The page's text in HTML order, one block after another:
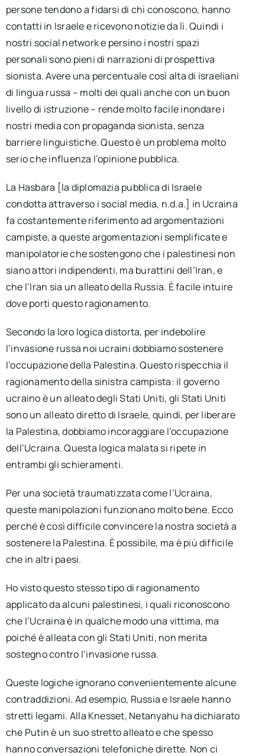
persone tendono a fidarsi di chi conoscono, hanno
contatti in Israele e ricevono notizie da lì. Quindi i
nostri social network e persino i nostri spazi
personali sono pieni di narrazioni di prospettiva
sionista. Avere una percentuale così alta di israeliani
di lingua russa – molti dei quali anche con un buon
livello di istruzione – rende molto facile inondare i
nostri media con propaganda sionista, senza
barriere linguistiche. Questo è un problema molto
serio che influenza l’opinione pubblica.
La Hasbara [la diplomazia pubblica di Israele
condotta attraverso i social media, n.d.a.] in Ucraina
fa costantemente riferimento ad argomentazioni
campiste, a queste argomentazioni semplificate e
manipolatorie che sostengono che i palestinesi non
siano attori indipendenti, ma burattini dell’Iran, e
che l’Iran sia un alleato della Russia. È facile intuire
dove porti questo ragionamento.
Secondo la loro logica distorta, per indebolire
l’invasione russa noi ucraini dobbiamo sostenere
l’occupazione della Palestina. Questo rispecchia il
ragionamento della sinistra campista: il governo
ucraino è un alleato degli Stati Uniti, gli Stati Uniti
sono un alleato diretto di Israele, quindi, per liberare
la Palestina, dobbiamo incoraggiare l’occupazione
dell’Ucraina. Questa logica malata si ripete in
entrambi gli schieramenti.
Per una società traumatizzata come l’Ucraina,
queste manipolazioni funzionano molto bene. Ecco
perché è così difficile convincere la nostra società a
sostenere la Palestina. È possibile, ma è più difficile
che in altri paesi.
Ho visto questo stesso tipo di ragionamento
applicato da alcuni palestinesi, i quali riconoscono
che l’Ucraina è in qualche modo una vittima, ma
poiché è alleata con gli Stati Uniti, non merita
sostegno contro l’invasione russa.
Queste logiche ignorano convenientemente alcune
contraddizioni. Ad esempio, Russia e Israele hanno
stretti legami. Alla Knesset, Netanyahu ha dichiarato
che Putin è un suo stretto alleato e che spesso
hanno conversazioni telefoniche dirette. Non ci